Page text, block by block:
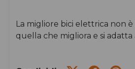
La migliore bici elettrica non è
quella che migliora e si adatta